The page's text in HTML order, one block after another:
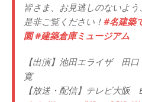
皆さま、お見逃しのないよう、
是非ご覧ください！ #名建築
園 #建築倉庫ミュージアム
【出演】池田エライザ 田
寛
【放送・配信】テレビ大阪